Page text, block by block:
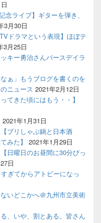
ライブ】ギターを弾き、
3月30日
ドラマという表現】ほぼテ
3月25日
キー勇治さんバースデイラ
ぁ」もうブログを書くのを
ニュース 2021年2月12日
てきた頃にはもう・・】
2021年1月31日
ブリしゃぶ鍋と日本酒
みた】
2021年1月29日
日曜日のお昼間に30分びっ
日
ぎてからアトピーになっ
いどこかへ＠九州市立美術
、いや、割とある。皆さん